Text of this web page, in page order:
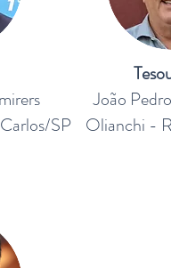
SP
João
Olianchi -